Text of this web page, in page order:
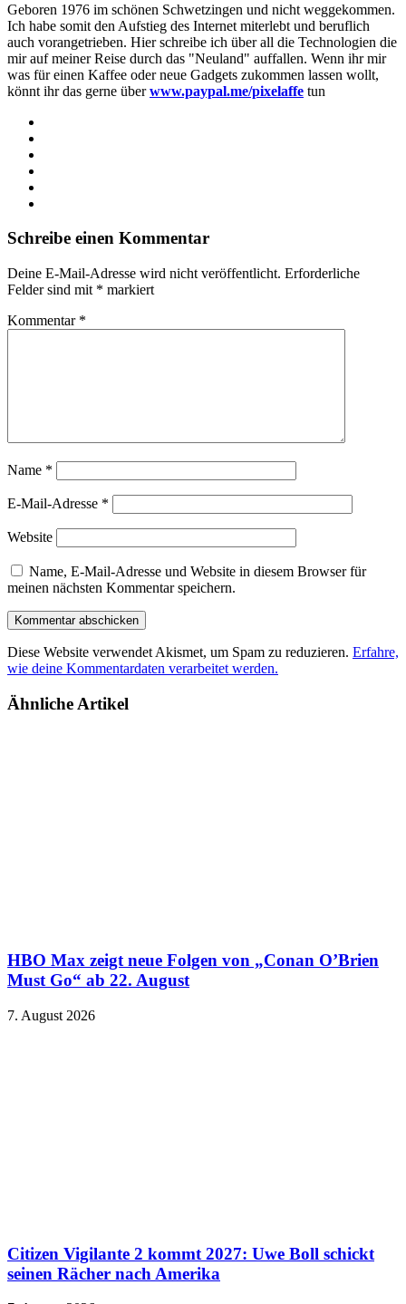
Geboren 1976 im schönen Schwetzingen und nicht weggekommen.
Ich habe somit den Aufstieg des Internet miterlebt und beruflich
auch vorangetrieben. Hier schreibe ich über all die Technologien die
mir auf meiner Reise durch das "Neuland" auffallen. Wenn ihr mir
was für einen Kaffee oder neue Gadgets zukommen lassen wollt,
könnt ihr das gerne überwww.paypal.me/pixelaffe tun
Schreibe einen Kommentar
Deine E-Mail-Adresse wird nicht veröffentlicht. Erforderliche
Felder sind mit * markiert
Kommentar *
Name *
E-Mail-Adresse *
Website
Name, E-Mail-Adresse und Website in diesem Browser für
meinen nächsten Kommentar speichern.
Diese Website verwendet Akismet, um Spam zu reduzieren. Erfahre,
wie deine Kommentardaten verarbeitet werden.
Ähnliche Artikel
HBO Max zeigt neue Folgen von „Conan O’Brien
Must Go“ ab 22. August
7. August 2026
Citizen Vigilante 2 kommt 2027: Uwe Boll schickt
seinen Rächer nach Amerika